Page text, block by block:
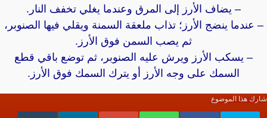
– يضاف الأرز إلى المرق وعندما يغلي تخفف النار.
– عندما ينضج الأرز؛ تذاب ملعقة السمنة ويقلي فيها الصنوبر،
ثم يصب السمن فوق الأرز.
– يسكب الأرز ويرش عليه الصنوبر، ثم توضع باقي قطع
السمك على وجه الأرز أو يترك السمك فوق الأرز.
شارك هذا الموضوع